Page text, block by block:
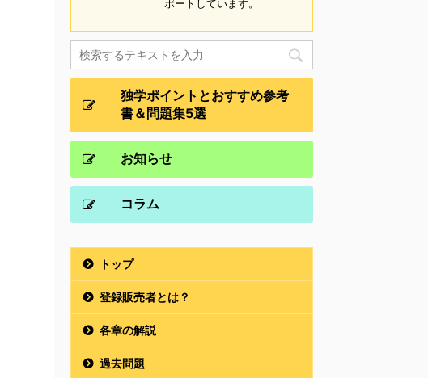
ポートしています。
独学ポイントとおすすめ参考
書＆問題集5選
お知らせ
コラム
トップ
登録販売者とは？
各章の解説
過去問題